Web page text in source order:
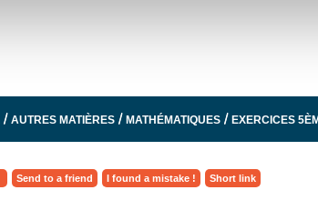
/AUTRES MATIÈRES /MATHÉMATIQUES /EXERCICES
Send to a friend I found a mistake ! Short link